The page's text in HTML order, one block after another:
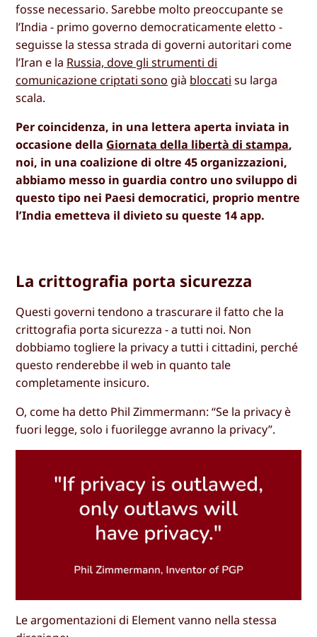
fosse necessario. Sarebbe molto preoccupante se
l’India - primo governo democraticamente eletto -
seguisse la stessa strada di governi autoritari come
l’Iran e la Russia, dove gli strumenti di
comunicazione criptati sono già bloccati su larga
scala.
Per coincidenza, in una lettera aperta inviata in
occasione della Giornata della libertà di stampa,
noi, in una coalizione di oltre 45 organizzazioni,
abbiamo messo in guardia contro uno sviluppo di
questo tipo nei Paesi democratici, proprio mentre
l’India emetteva il divieto su queste 14 app.
La crittografia porta sicurezza
Questi governi tendono a trascurare il fatto che la
crittografia porta sicurezza - a tutti noi. Non
dobbiamo togliere la privacy a tutti i cittadini, perché
questo renderebbe il web in quanto tale
completamente insicuro.
O, come ha detto Phil Zimmermann: “Se la privacy è
fuori legge, solo i fuorilegge avranno la privacy”.
Le argomentazioni di Element vanno nella stessa